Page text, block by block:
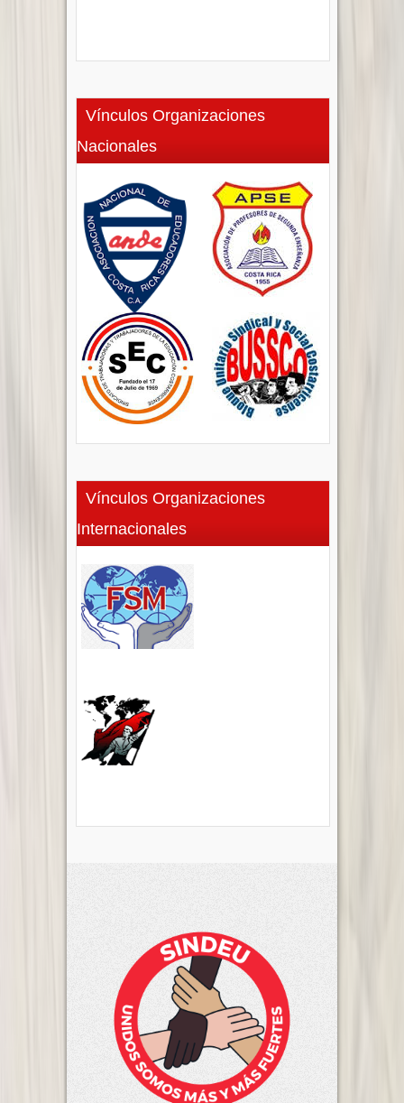
Vínculos Organizaciones
Nacionales
Vínculos Organizaciones
Internacionales